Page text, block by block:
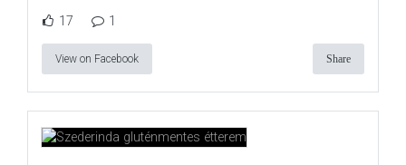
17 1
View on Facebook Share